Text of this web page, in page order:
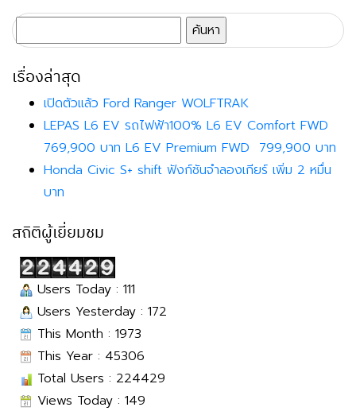
สำหรับ:
เรื่องล่าสุด
เปิดตัวแล้ว Ford Ranger WOLFTRAK
LEPAS L6 EV รถไฟฟ้า100% L6 EV Comfort FWD
769,900 บาท L6 EV Premium FWD 799,900 บาท
Honda Civic S+ shift ฟังก์ชันจำลองเกียร์ เพิ่ม 2 หมื่น
บาท
สถิติผู้เยี่ยมชม
Users Today : 111
Users Yesterday : 172
This Month : 1973
This Year : 45306
Total Users : 224429
Views Today : 149